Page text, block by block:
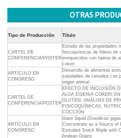
OTRAS
Tipo de Producción Título
CARTEL DE
CONFERENCIA/POSTER
Estudio de las propiedades
fisicoquímicas de fideos de
enriquecidos con harina de
cokeri
ARTÍCULO EN
CONGRESO
Desarrollo de alimentos
saludables de cereales con
origen animal
CARTEL DE
CONFERENCIA/POSTER
EFECTO DE INCLUSIÓN
ALGA EISENIA COKERI
GLUTEN: ANÁLISIS DE
FISICOQUÍMICAS,
COCCIÓN
ARTÍCULO EN
CONGRESO
Giant Squid (Dosidicus
Concentrate as a Source of
Extruded Snack Made with
Andean Grains